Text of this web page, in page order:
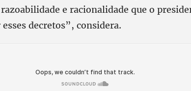
e racionalidade que o
decretos”, considera.